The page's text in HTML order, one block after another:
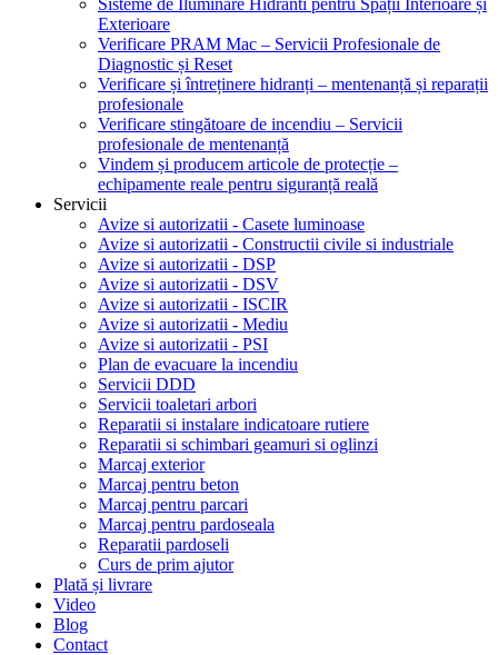
Sisteme de Iluminare Hidranti pentru Spații Interioare și
Exterioare
Verificare PRAM Mac – Servicii Profesionale de
Diagnostic și Reset
Verificare și întreținere hidranți – mentenanță și reparații
profesionale
Verificare stingătoare de incendiu – Servicii
profesionale de mentenanță
Vindem și producem articole de protecție –
echipamente reale pentru siguranță reală
Servicii
Avize si autorizatii - Casete luminoase
Avize si autorizatii - Constructii civile si industriale
Avize si autorizatii - DSP
Avize si autorizatii - DSV
Avize si autorizatii - ISCIR
Avize si autorizatii - Mediu
Avize si autorizatii - PSI
Plan de evacuare la incendiu
Servicii DDD
Servicii toaletari arbori
Reparatii si instalare indicatoare rutiere
Reparatii si schimbari geamuri si oglinzi
Marcaj exterior
Marcaj pentru beton
Marcaj pentru parcari
Marcaj pentru pardoseala
Reparatii pardoseli
Curs de prim ajutor
Plată și livrare
Video
Blog
Contact